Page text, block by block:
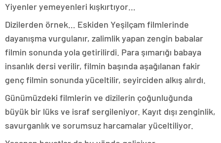
Yiyenler yemeyenleri kışkırtıyor…
Dizilerden örnek… Eskiden Yeşilçam filmlerinde
dayanışma vurgulanır, zalimlik yapan zengin babalar
filmin sonunda yola getirilirdi. Para şımarığı babaya
insanlık dersi verilir, filmin başında aşağılanan fakir
genç filmin sonunda yüceltilir, seyirciden alkış alırdı.
Günümüzdeki filmlerin ve dizilerin çoğunluğunda
büyük bir lüks ve israf sergileniyor. Kayıt dışı zenginlik,
savurganlık ve sorumsuz harcamalar yüceltiliyor.